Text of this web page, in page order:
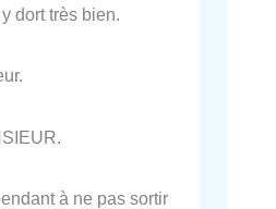
dort très bien.
à ne pas sortir